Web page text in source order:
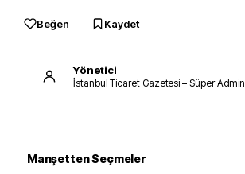
Beğen Kaydet
Yönetici
İstanbul Ticaret Gazetesi – Süper Admin
Manşetten Seçmeler